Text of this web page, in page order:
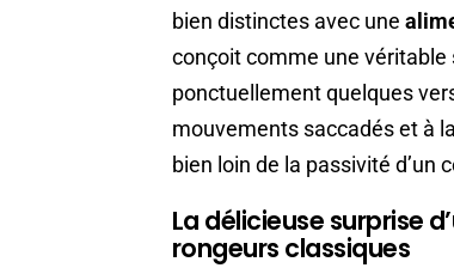
bien distinctes avec une
conçoit comme une véritable
ponctuellement quelques
mouvements saccadés et à
bien loin de la passivité d’un
La délicieuse surprise
rongeurs classiques